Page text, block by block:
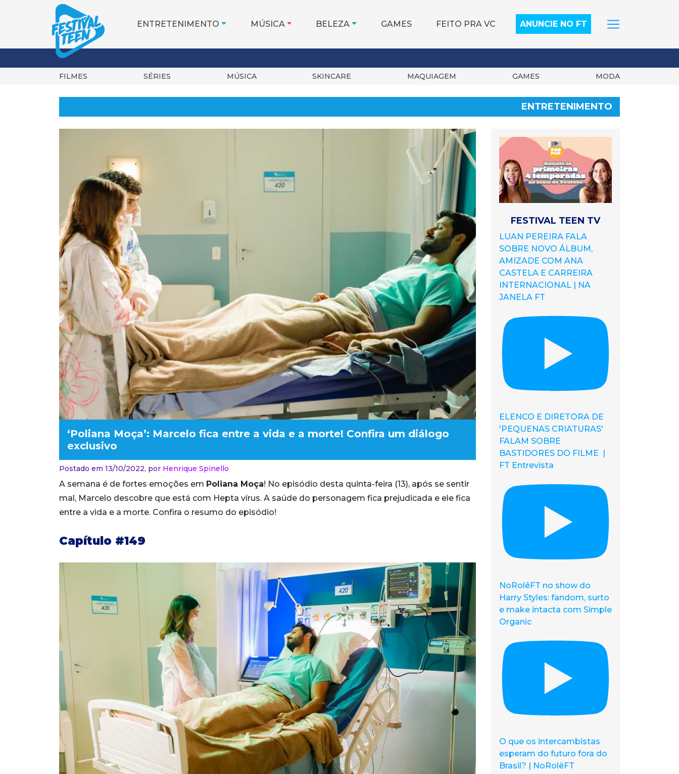
ENTRETENIMENTO MÚSICA BELEZA GAMES FEITO PRA VC ANUNCIE NO FT
FILMES SÉRIES MÚSICA SKINCARE MAQUIAGEM GAMES MODA
ENTRETENIMENTO
‘Poliana Moça’: Marcelo fica entre a vida e a morte! Confira um diálogo
exclusivo
Postado em 13/10/2022, por Henrique Spinello
A semana é de fortes emoções em Poliana Moça! No episódio desta quinta-feira (13), após se sentir
mal, Marcelo descobre que está com Hepta vírus. A saúde do personagem fica prejudicada e ele fica
entre a vida e a morte. Confira o resumo do episódio!
Capítulo #149
FESTIVAL TEEN TV
LUAN PEREIRA FALA
SOBRE NOVO ÁLBUM,
AMIZADE COM ANA
CASTELA E CARREIRA
INTERNACIONAL | NA
JANELA FT
ELENCO E DIRETORA DE
'PEQUENAS CRIATURAS'
FALAM SOBRE
BASTIDORES DO FILME |
FT Entrevista
NoRolêFT no show do
Harry Styles: fandom, surto
e make intacta com Simple
Organic
O que os intercambistas
esperam do futuro fora do
Brasil? | NoRolêFT